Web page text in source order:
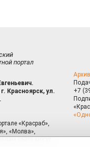
портал
Красноярск, ул.
«Красраб»,
«Молва»,
сайта могут
+7